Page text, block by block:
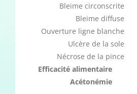
Bleime circonscrite
Bleime diffuse
Ouverture ligne blanche
Ulcère de la sole
Nécrose de la pince
Efficacité alimentaire
Acétonémie